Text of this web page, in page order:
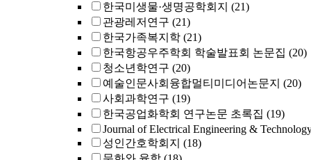
한국미생물·생명공학회지 (21)
관광레저연구 (21)
한국가족복지학 (21)
한국항공우주학회 학술발표회 논문집 (20)
청소년학연구 (20)
예술인문사회융합멀티미디어논문지 (20)
사회과학연구 (19)
한국공업화학회 연구논문 초록집 (19)
Journal of Electrical Engineering &
성인간호학회지 (18)